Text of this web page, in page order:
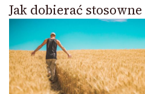
Jak dobierać